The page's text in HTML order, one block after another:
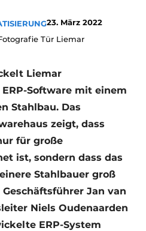
Erklärung
registrieren
23. März 2022
Tür Liemar
Liemar
Software mit einem
Stahlbau. Das
zeigt, dass
für große
ist, sondern dass das
Stahlbauer groß
Jan van
Niels Oudenaarden
ERP-System